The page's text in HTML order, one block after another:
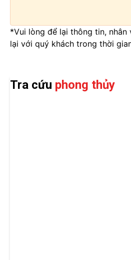
*Vui lòng để lại thông tin, nhân
lại với quý khách trong thời
Tra cứu phong thủy